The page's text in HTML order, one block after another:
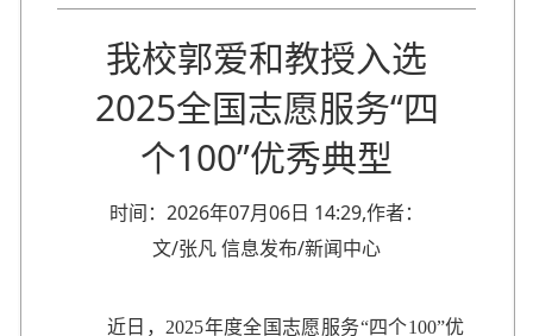
我校郭爱和教授入选
2025全国志愿服务“四
个100”优秀典型
时间：2026年07月06日 14:29,作者：
文/张凡 信息发布/新闻中心
近日，2025年度全国志愿服务“四个100”优